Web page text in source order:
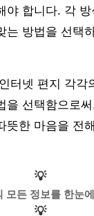
야 합니다. 각
는 방법을 선택
터넷 편지 각각
을 선택함으로
뜻한 마음을 전
💡
모든 정보를 한눈
💡